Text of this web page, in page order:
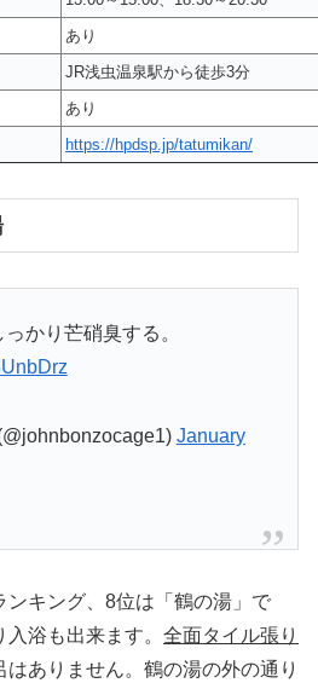
あり
JR浅虫温泉駅から徒歩3分
あり
https://hpdsp.jp/tatumikan/
かり芒硝臭する。
January
ンキング、8位は「鶴の湯」で
浴も出来ます。 全面タイル張り
はありません。鶴の湯の外の通り